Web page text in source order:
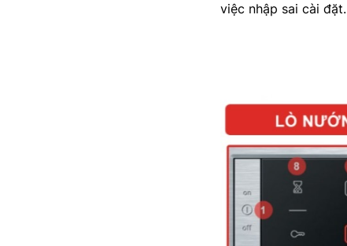
việc nhập sai cài đặt.